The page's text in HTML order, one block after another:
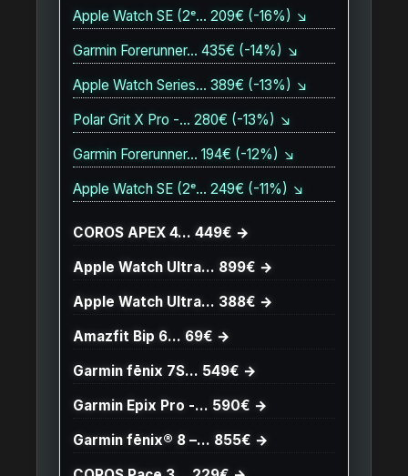
Apple Watch SE (2ᵉ… 209€ (-16%) ↘
Garmin Forerunner… 435€ (-14%) ↘
Apple Watch Series… 389€ (-13%) ↘
Polar Grit X Pro -… 280€ (-13%) ↘
Garmin Forerunner… 194€ (-12%) ↘
Apple Watch SE (2ᵉ… 249€ (-11%) ↘
COROS APEX 4… 449€ →
Apple Watch Ultra… 899€ →
Apple Watch Ultra… 388€ →
Amazfit Bip 6… 69€ →
Garmin fēnix 7S… 549€ →
Garmin Epix Pro -… 590€ →
Garmin fēnix® 8 –… 855€ →